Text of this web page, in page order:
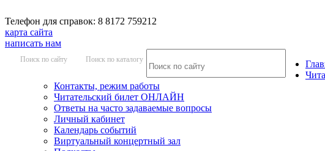
Телефон для справок: 8 8172 759212
карта сайта
написать нам
Поиск по сайту Поиск по каталогу
Контакты, режим работы
Читательский билет ОНЛАЙН
Ответы на часто задаваемые вопросы
Личный кабинет
Календарь событий
Виртуальный концертный зал